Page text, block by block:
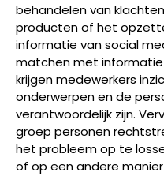
behandelen van
producten of het
informatie van social
matchen met
krijgen medewerkers
onderwerpen en de
verantwoordelijk zijn.
groep personen
het probleem op te
of op een andere